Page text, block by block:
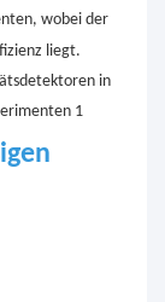
wobei der
liegt.